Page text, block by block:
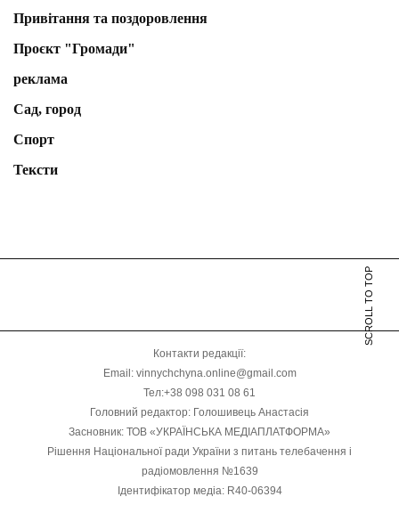
Привітання та поздоровлення
Проєкт "Громади"
реклама
Сад, город
Спорт
Тексти
SCROLL TO TOP
Контакти редакції:
Email: vinnychchyna.online@gmail.com
Тел:+38 098 031 08 61
Головний редактор: Голошивець Анастасія
Засновник: ТОВ «УКРАЇНСЬКА МЕДІАПЛАТФОРМА»
Рішення Національної ради України з питань телебачення і
радіомовлення №1639
Ідентифікатор медіа: R40-06394